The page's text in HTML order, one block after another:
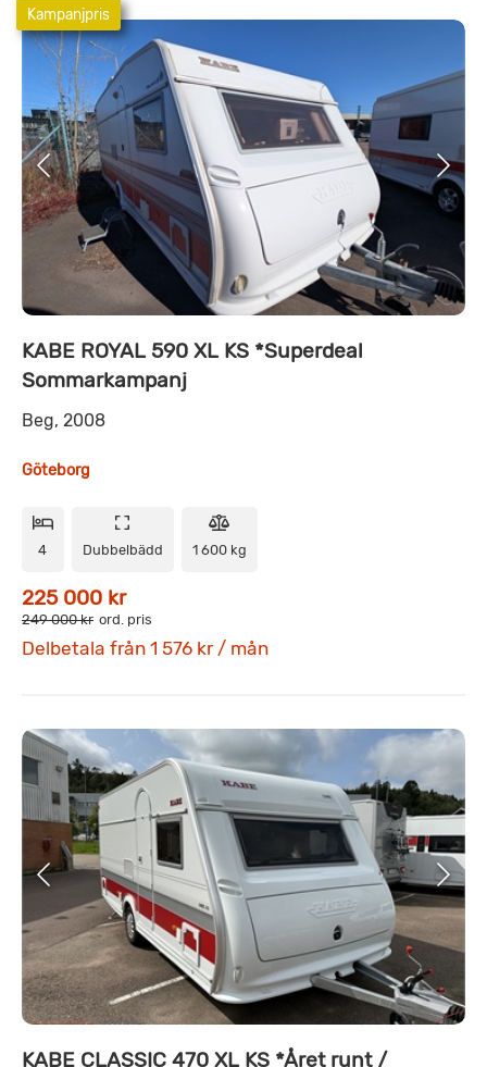
Kampanjpris
KABE ROYAL 590 XL KS *Superdeal
Sommarkampanj
Beg, 2008
Göteborg
4 Dubbelbädd 1 600 kg
225 000 kr
249 000 kr ord. pris
Delbetala från 1 576 kr / mån
KABE CLASSIC 470 XL KS *Året runt /